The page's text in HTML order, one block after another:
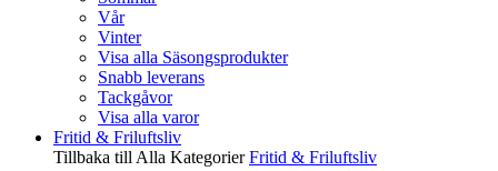
Vår
Vinter
Visa alla Säsongsprodukter
Snabb leverans
Tackgåvor
Visa alla varor
Fritid & Friluftsliv
Tillbaka till Alla Kategorier Fritid & Friluftsliv